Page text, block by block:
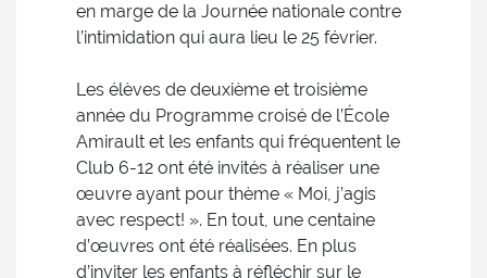
en marge de la Journée nationale contre
l’intimidation qui aura lieu le 25 février.
Les élèves de deuxième et troisième
année du Programme croisé de l’École
Amirault et les enfants qui fréquentent le
Club 6-12 ont été invités à réaliser une
œuvre ayant pour thème « Moi, j’agis
avec respect! ». En tout, une centaine
d’œuvres ont été réalisées. En plus
d’inviter les enfants à réfléchir sur le